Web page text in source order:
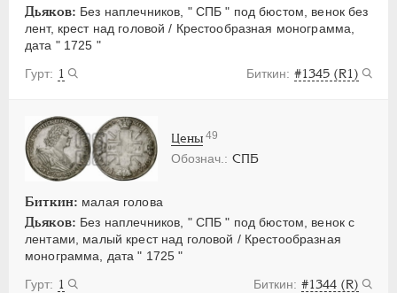
Дьяков: Без наплечников, " СПБ " под бюстом, венок без
лент, крест над головой / Крестообразная монограмма,
дата " 1725 "
1
#1345 (R1)
СПБ
Биткин: малая голова
Дьяков: Без наплечников, " СПБ " под бюстом, венок с
лентами, малый крест над головой / Крестообразная
монограмма, дата " 1725 "
1
#1344 (R)
Цены 49